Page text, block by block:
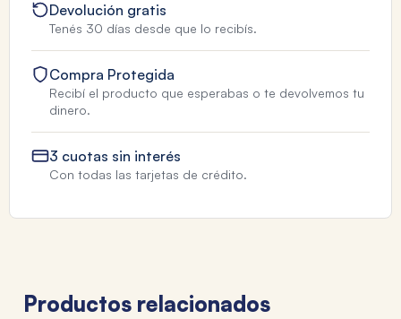
Devolución gratis
Tenés 30 días desde que lo recibís.
Compra Protegida
Recibí el producto que esperabas o te devolvemos tu
dinero.
3 cuotas sin interés
Con todas las tarjetas de crédito.
Productos relacionados